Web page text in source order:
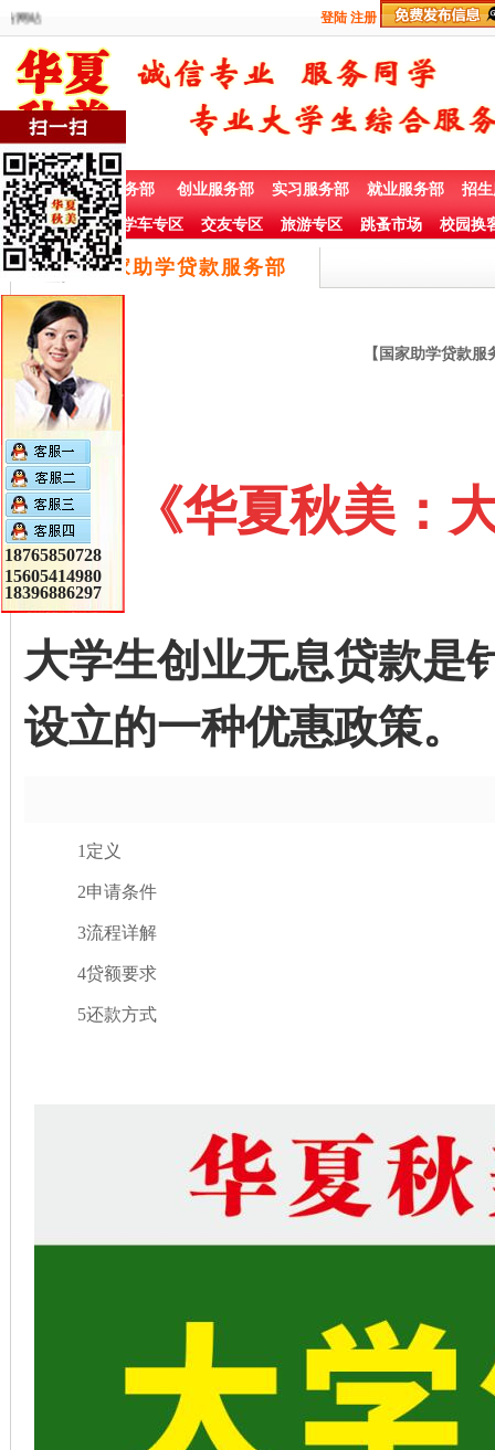
登陆 注册
首 页 兼职服务部 创业服务部 实习服务部 就业服务部 招
社团赞助专栏 学车专区 交友专区 旅游专区 跳蚤市场 校园换
国家助学贷款服务部
【国家助学贷款
《华夏秋美：
大学生创业无息贷款是
设立的一种优惠政策。
1 定义
2申请条件
3流程详解
4贷额要求
5还款方式
18765850728
15605414980
18396886297